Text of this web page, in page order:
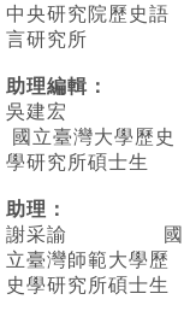
中央研究院歷史語
言研究所
助理編輯：
吳建宏
國立臺灣大學歷史
學研究所碩士生
助理：
謝采諭
國
立臺灣師範大學歷
史學研究所碩士生